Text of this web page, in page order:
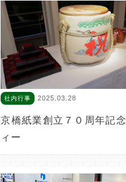
社内行事 2025.03.28
京橋紙業創立７０周年記
ィー